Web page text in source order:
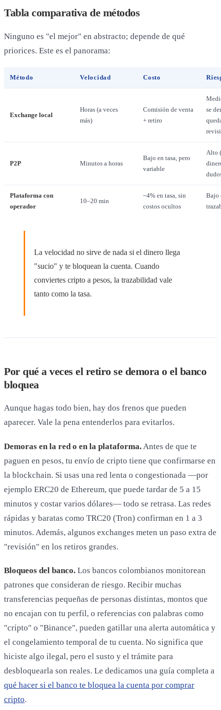
Tabla comparativa de métodos
Ninguno es "el mejor" en abstracto; depende de qué
priorices. Este es el panorama:
Método Velocidad Costo
Exchange local
Horas (a veces
más)
Comisión de venta
+ retiro
se
P2P Minutos a horas
Bajo en tasa, pero
variable
Alto
Plataforma con
operador
10–20 min
~4% en tasa, sin
costos ocultos
Bajo
La velocidad no sirve de nada si el dinero llega
"sucio" y te bloquean la cuenta. Cuando
conviertes cripto a pesos, la trazabilidad vale
tanto como la tasa.
Por qué a veces el retiro se demora o el banco
bloquea
Aunque hagas todo bien, hay dos frenos que pueden
aparecer. Vale la pena entenderlos para evitarlos.
Demoras en la red o en la plataforma. Antes de que te
paguen en pesos, tu envío de cripto tiene que confirmarse en
la blockchain. Si usas una red lenta o congestionada —por
ejemplo ERC20 de Ethereum, que puede tardar de 5 a 15
minutos y costar varios dólares— todo se retrasa. Las redes
rápidas y baratas como TRC20 (Tron) confirman en 1 a 3
minutos. Además, algunos exchanges meten un paso extra de
"revisión" en los retiros grandes.
Bloqueos del banco. Los bancos colombianos monitorean
patrones que consideran de riesgo. Recibir muchas
transferencias pequeñas de personas distintas, montos que
no encajan con tu perfil, o referencias con palabras como
"cripto" o "Binance", pueden gatillar una alerta automática y
el congelamiento temporal de tu cuenta. No significa que
hiciste algo ilegal, pero el susto y el trámite para
desbloquearla son reales. Le dedicamos una guía completa a
qué hacer si el banco te bloquea la cuenta por comprar
cripto.